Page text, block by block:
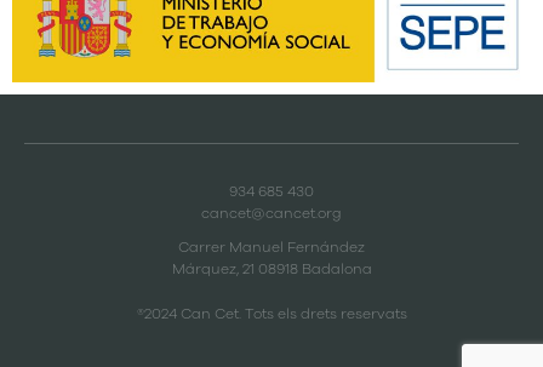
®2024 Can Cet. Tots els drets reservats
Carrer Manuel Fernández
Márquez, 21 08918 Badalona
934 685 430
cancet@cancet.org